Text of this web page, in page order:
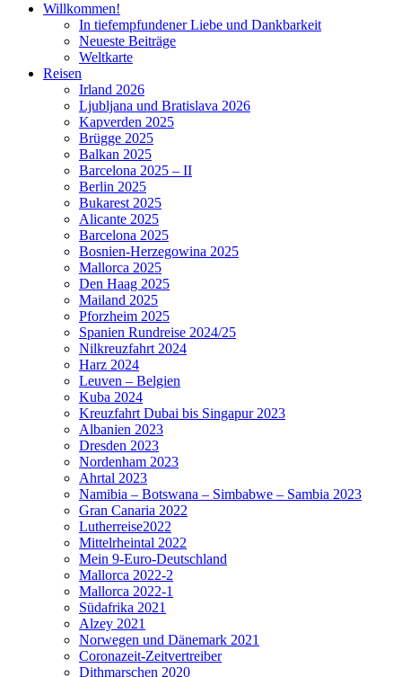
Willkommen!
In tiefempfundener Liebe und Dankbarkeit
Neueste Beiträge
Weltkarte
Reisen
Irland 2026
Ljubljana und Bratislava 2026
Kapverden 2025
Brügge 2025
Balkan 2025
Barcelona 2025 – II
Berlin 2025
Bukarest 2025
Alicante 2025
Barcelona 2025
Bosnien-Herzegowina 2025
Mallorca 2025
Den Haag 2025
Mailand 2025
Pforzheim 2025
Spanien Rundreise 2024/25
Nilkreuzfahrt 2024
Harz 2024
Leuven – Belgien
Kuba 2024
Kreuzfahrt Dubai bis Singapur 2023
Albanien 2023
Dresden 2023
Nordenham 2023
Ahrtal 2023
Namibia – Botswana – Simbabwe – Sambia 2023
Gran Canaria 2022
Lutherreise2022
Mittelrheintal 2022
Mein 9-Euro-Deutschland
Mallorca 2022-2
Mallorca 2022-1
Südafrika 2021
Alzey 2021
Norwegen und Dänemark 2021
Coronazeit-Zeitvertreiber
Dithmarschen 2020